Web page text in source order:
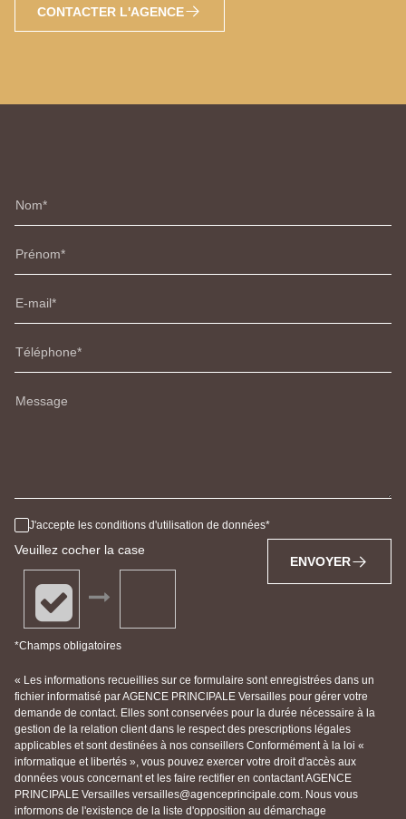
CONTACTER L'AGENCE
Nom
Prénom
E-mail
Téléphone
Message
J'accepte les conditions d'utilisation de données
Veuillez cocher la case
*Champs obligatoires
ENVOYER
« Les informations recueillies sur ce formulaire sont enregistrées dans un
fichier informatisé par AGENCE PRINCIPALE Versailles pour gérer votre
demande de contact. Elles sont conservées pour la durée nécessaire à la
gestion de la relation client dans le respect des prescriptions légales
applicables et sont destinées à nos conseillers Conformément à la loi «
informatique et libertés », vous pouvez exercer votre droit d'accès aux
données vous concernant et les faire rectifier en contactant AGENCE
PRINCIPALE Versailles versailles@agenceprincipale.com. Nous vous
informons de l'existence de la liste d'opposition au démarchage